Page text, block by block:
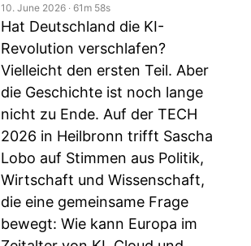
10. June 2026 ‧ 61m 58s
Hat Deutschland die KI-
Revolution verschlafen?
Vielleicht den ersten Teil. Aber
die Geschichte ist noch lange
nicht zu Ende. Auf der TECH
2026 in Heilbronn trifft Sascha
Lobo auf Stimmen aus Politik,
Wirtschaft und Wissenschaft,
die eine gemeinsame Frage
bewegt: Wie kann Europa im